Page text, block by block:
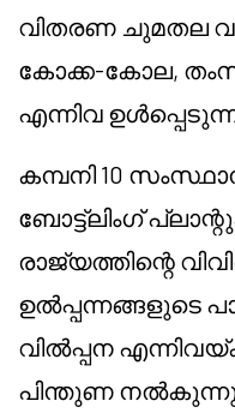
വിതരണ ചുമതല
കോക്ക-കോല,
എന്നിവ
കമ്പനി 10
ബോട്ട്ലിംഗ്
രാജ്യത്തിന്റെ
ഉൽപ്പന്നങ്ങളുടെ
വിൽപ്പന
പിന്തുണ